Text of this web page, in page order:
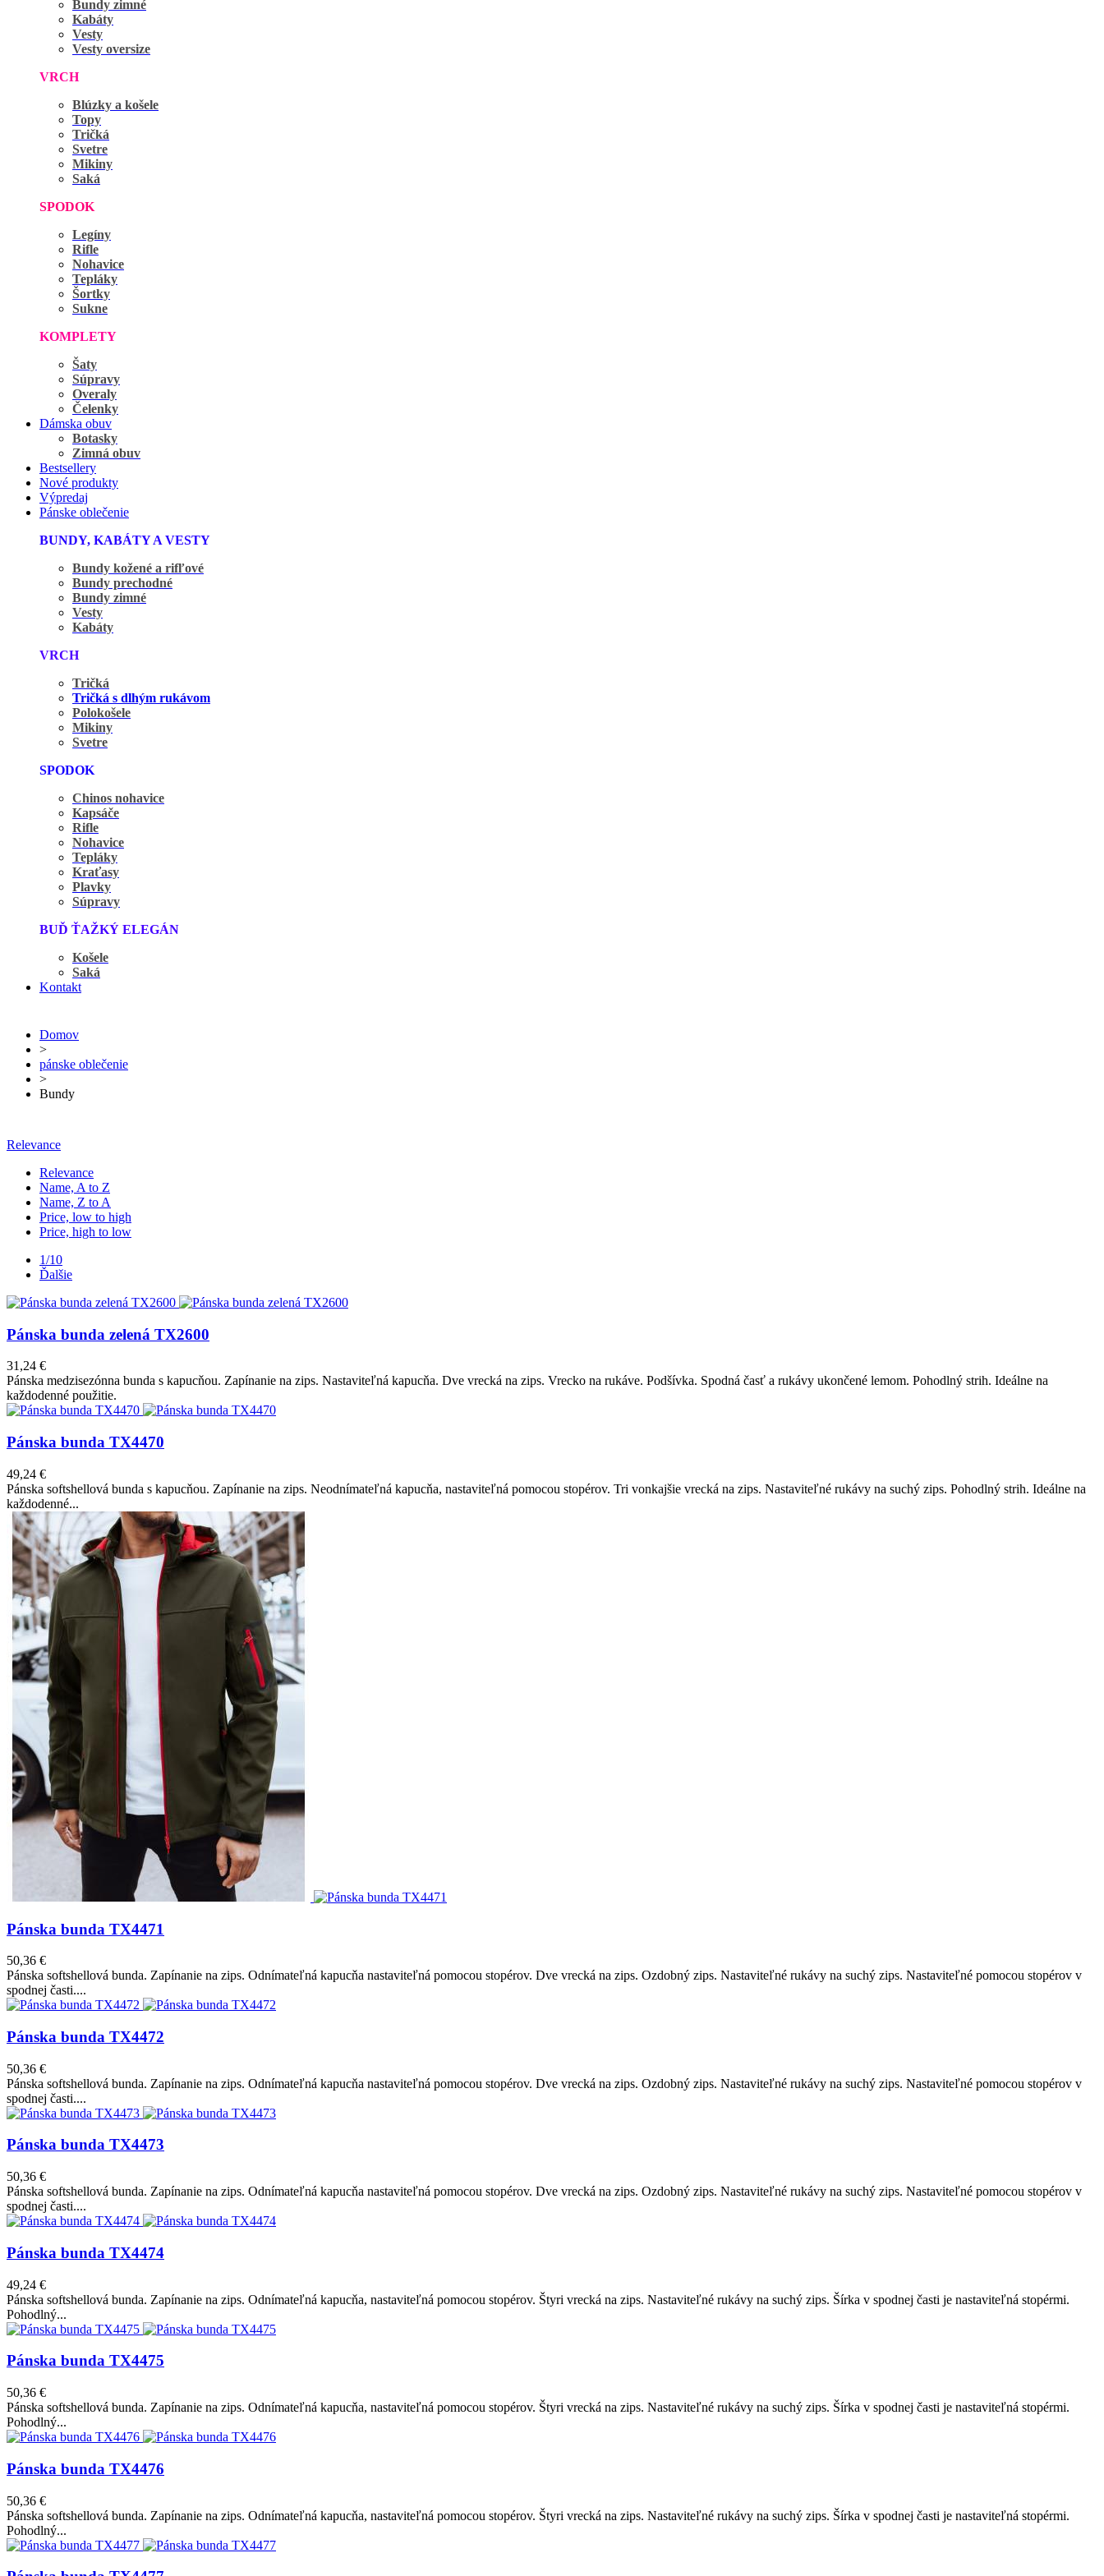
Bundy zimné
Kabáty
Vesty
Vesty oversize
VRCH
Blúzky a košele
Topy
Tričká
Svetre
Mikiny
Saká
SPODOK
Legíny
Rifle
Nohavice
Tepláky
Šortky
Sukne
KOMPLETY
Šaty
Súpravy
Overaly
Čelenky
Dámska obuv
Botasky
Zimná obuv
Bestsellery
Nové produkty
Výpredaj
Pánske oblečenie
BUNDY, KABÁTY A VESTY
Bundy kožené a rifľové
Bundy prechodné
Bundy zimné
Vesty
Kabáty
VRCH
Tričká
Tričká s dlhým rukávom
Polokošele
Mikiny
Svetre
SPODOK
Chinos nohavice
Kapsáče
Rifle
Nohavice
Tepláky
Kraťasy
Plavky
Súpravy
BUĎ ŤAŽKÝ ELEGÁN
Košele
Saká
Kontakt
Domov
>
pánske oblečenie
>
Bundy
Relevance
Relevance
Name, A to Z
Name, Z to A
Price, low to high
Price, high to low
1/10
Ďalšie
Pánska bunda zelená TX2600
31,24 €
Pánska medzisezónna bunda s kapucňou. Zapínanie na zips. Nastaviteľná kapucňa. Dve vrecká na zips. Vrecko na rukáve. Podšívka. Spodná časť a rukávy ukončené lemom. Pohodlný strih. Ideálne na
každodenné použitie.
Pánska bunda TX4470
49,24 €
Pánska softshellová bunda s kapucňou. Zapínanie na zips. Neodnímateľná kapucňa, nastaviteľná pomocou stopérov. Tri vonkajšie vrecká na zips. Nastaviteľné rukávy na suchý zips. Pohodlný strih. Ideálne na
každodenné...
Pánska bunda TX4471
50,36 €
Pánska softshellová bunda. Zapínanie na zips. Odnímateľná kapucňa nastaviteľná pomocou stopérov. Dve vrecká na zips. Ozdobný zips. Nastaviteľné rukávy na suchý zips. Nastaviteľné pomocou stopérov v
spodnej časti....
Pánska bunda TX4472
50,36 €
Pánska softshellová bunda. Zapínanie na zips. Odnímateľná kapucňa nastaviteľná pomocou stopérov. Dve vrecká na zips. Ozdobný zips. Nastaviteľné rukávy na suchý zips. Nastaviteľné pomocou stopérov v
spodnej časti....
Pánska bunda TX4473
50,36 €
Pánska softshellová bunda. Zapínanie na zips. Odnímateľná kapucňa nastaviteľná pomocou stopérov. Dve vrecká na zips. Ozdobný zips. Nastaviteľné rukávy na suchý zips. Nastaviteľné pomocou stopérov v
spodnej časti....
Pánska bunda TX4474
49,24 €
Pánska softshellová bunda. Zapínanie na zips. Odnímateľná kapucňa, nastaviteľná pomocou stopérov. Štyri vrecká na zips. Nastaviteľné rukávy na suchý zips. Šírka v spodnej časti je nastaviteľná stopérmi.
Pohodlný...
Pánska bunda TX4475
50,36 €
Pánska softshellová bunda. Zapínanie na zips. Odnímateľná kapucňa, nastaviteľná pomocou stopérov. Štyri vrecká na zips. Nastaviteľné rukávy na suchý zips. Šírka v spodnej časti je nastaviteľná stopérmi.
Pohodlný...
Pánska bunda TX4476
50,36 €
Pánska softshellová bunda. Zapínanie na zips. Odnímateľná kapucňa, nastaviteľná pomocou stopérov. Štyri vrecká na zips. Nastaviteľné rukávy na suchý zips. Šírka v spodnej časti je nastaviteľná stopérmi.
Pohodlný...